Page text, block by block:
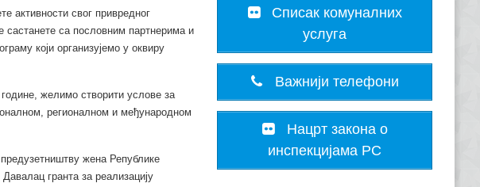
активности свог привредног
састанете са пословним партнерима и
који организујемо у оквиру
желимо створити услове за
регионалном и међународном
жена Републике
гранта за реализацију
Списак комуналних
услуга
Важнији телефони
Нацрт закона о
инспекцијама РС